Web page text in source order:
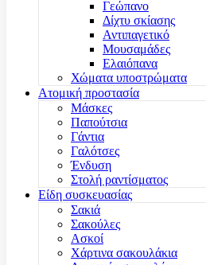
Γεώπανο
Δίχτυ σκίασης
Αντιπαγετικό
Μουσαμάδες
Ελαιόπανα
Χώματα υποστρώματα
Ατομική προστασία
Μάσκες
Παπούτσια
Γάντια
Γαλότσες
Ένδυση
Στολή ραντίσματος
Είδη συσκευασίας
Σακιά
Σακούλες
Ασκοί
Χάρτινα σακουλάκια